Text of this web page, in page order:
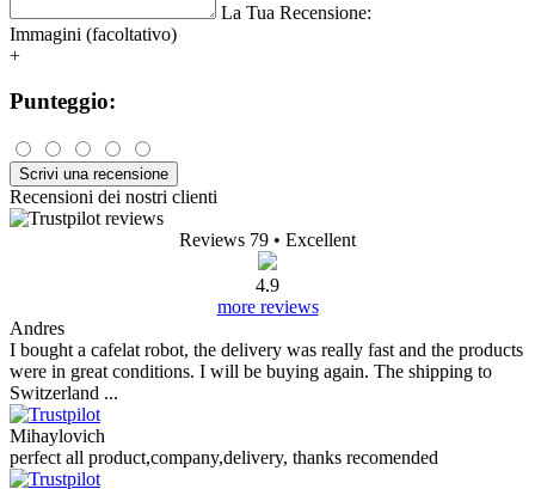
La Tua Recensione:
Immagini (facoltativo)
+
Punteggio:
Scrivi una recensione
Recensioni dei nostri clienti
Reviews 79 • Excellent
4.9
more reviews
Andres
I bought a cafelat robot, the delivery was really fast and the products
were in great conditions. I will be buying again. The shipping to
Switzerland ...
Mihaylovich
perfect all product,company,delivery, thanks recomended